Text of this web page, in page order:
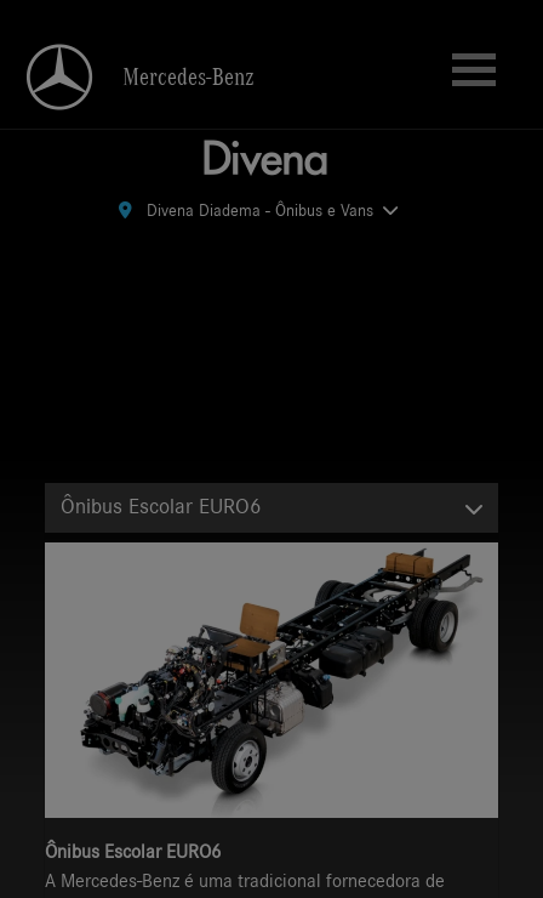
Mercedes-Benz
Divena Diadema - Ônibus e Vans
Ônibus Escolar EURO6
Ônibus Escolar EURO6
A Mercedes-Benz é uma tradicional fornecedora de
Mercedes-Benz
Divena Diadema - Ônibus e Vans